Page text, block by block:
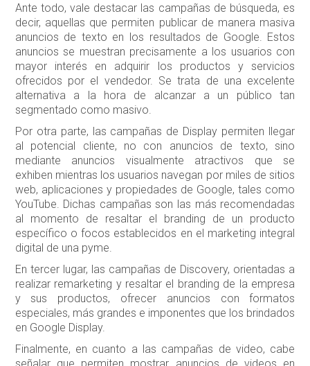
Ante todo, vale destacar las campañas de búsqueda, es
decir, aquellas que permiten publicar de manera masiva
anuncios de texto en los resultados de Google. Estos
anuncios se muestran precisamente a los usuarios con
mayor interés en adquirir los productos y servicios
ofrecidos por el vendedor. Se trata de una excelente
alternativa a la hora de alcanzar a un público tan
segmentado como masivo.
Por otra parte, las campañas de Display permiten llegar
al potencial cliente, no con anuncios de texto, sino
mediante anuncios visualmente atractivos que se
exhiben mientras los usuarios navegan por miles de sitios
web, aplicaciones y propiedades de Google, tales como
YouTube. Dichas campañas son las más recomendadas
al momento de resaltar el branding de un producto
específico o focos establecidos en el marketing integral
digital de una pyme.
En tercer lugar, las campañas de Discovery, orientadas a
realizar remarketing y resaltar el branding de la empresa
y sus productos, ofrecer anuncios con formatos
especiales, más grandes e imponentes que los brindados
en Google Display.
Finalmente, en cuanto a las campañas de video, cabe